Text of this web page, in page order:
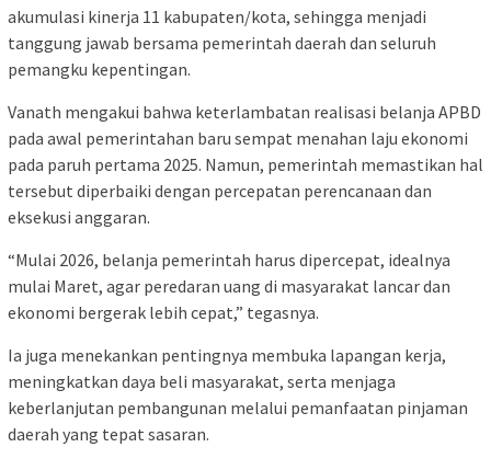
akumulasi kinerja 11 kabupaten/kota, sehingga menjadi
tanggung jawab bersama pemerintah daerah dan seluruh
pemangku kepentingan.
Vanath mengakui bahwa keterlambatan realisasi belanja APBD
pada awal pemerintahan baru sempat menahan laju ekonomi
pada paruh pertama 2025. Namun, pemerintah memastikan hal
tersebut diperbaiki dengan percepatan perencanaan dan
eksekusi anggaran.
“Mulai 2026, belanja pemerintah harus dipercepat, idealnya
mulai Maret, agar peredaran uang di masyarakat lancar dan
ekonomi bergerak lebih cepat,” tegasnya.
Ia juga menekankan pentingnya membuka lapangan kerja,
meningkatkan daya beli masyarakat, serta menjaga
keberlanjutan pembangunan melalui pemanfaatan pinjaman
daerah yang tepat sasaran.